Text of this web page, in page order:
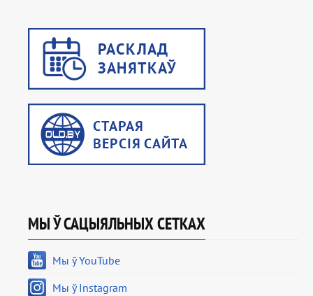
МЫ Ў САЦЫЯЛЬНЫХ СЕТКАХ
Мы ў YouTube
Мы ў Instagram